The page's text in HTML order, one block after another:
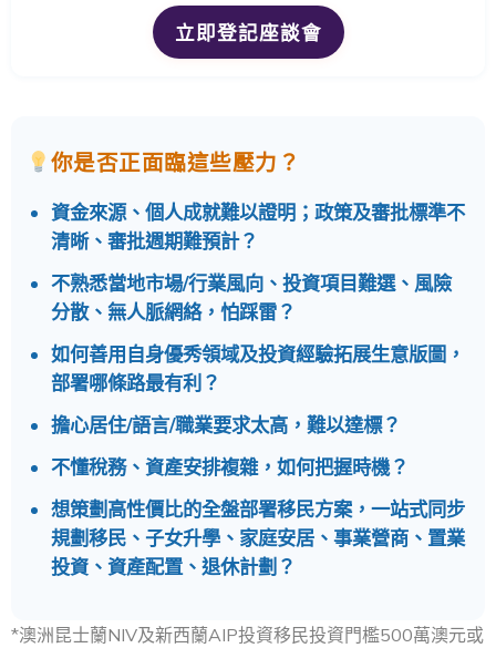
立即登記座談會
你是否正面臨這些壓力？
資金來源、個人成就難以證明；政策及審批標準不
清晰、審批週期難預計？
不熟悉當地市場/行業風向、投資項目難選、風險
分散、無人脈網絡，怕踩雷？
如何善用自身優秀領域及投資經驗拓展生意版圖，
部署哪條路最有利？
擔心居住/語言/職業要求太高，難以達標？
不懂稅務、資產安排複雜，如何把握時機？
想策劃高性價比的全盤部署移民方案，一站式同步
規劃移民、子女升學、家庭安居、事業營商、置業
投資、資產配置、退休計劃？
*澳洲昆士蘭NIV及新西蘭AIP投資移民投資門檻500萬澳元或